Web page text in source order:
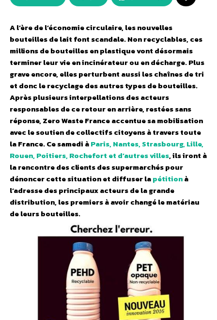
A l’ère de l’économie circulaire, les nouvelles
bouteilles de lait font scandale. Non recyclables, ces
millions de bouteilles en plastique vont désormais
terminer leur vie en incinérateur ou en décharge. Plus
grave encore, elles perturbent aussi les chaînes de tri
et donc le recyclage des autres types de bouteilles.
Après plusieurs interpellations des acteurs
responsables de ce retour en arrière, restées sans
réponse, Zero Waste France accentue sa mobilisation
avec le soutien de collectifs citoyens à travers toute
la France. Ce samedi àParis, Nantes, Strasbourg, Lille,
Rouen, Poitiers, Rochefort et d’autres villes, ils iront à
la rencontre des clients des supermarchés pour
dénoncer cette situation et diffuser lapétitionà
l’adresse des principaux acteurs de la grande
distribution, les premiers à avoir changé le matériau
de leurs bouteilles.